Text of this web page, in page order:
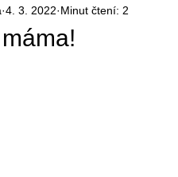
4. 3. 2022 Minut čtení: 2